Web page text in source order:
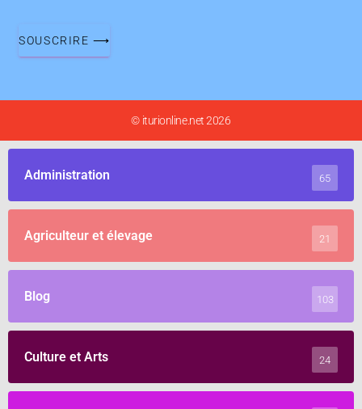
SOUSCRIRE ⟶
© iturionline.net 2026
Administration 65
Agriculteur et élevage 21
Blog 103
Culture et Arts 24